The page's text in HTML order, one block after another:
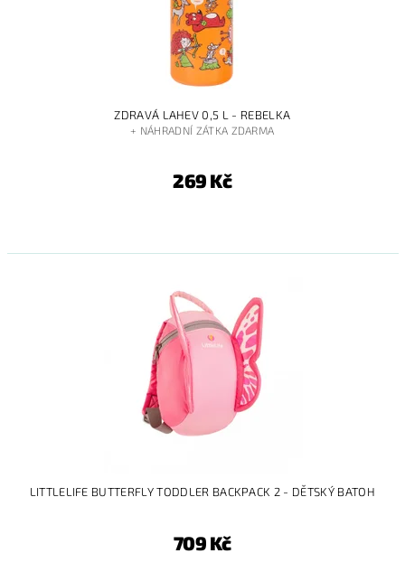
ZDRAVÁ LAHEV 0,5 L - REBELKA
+ NÁHRADNÍ ZÁTKA ZDARMA
269 Kč
LITTLELIFE BUTTERFLY TODDLER BACKPACK 2 - DĚTSKÝ BATOH
709 Kč